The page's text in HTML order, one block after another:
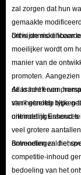
IGGM.com, een
verkoopt, heeft
service en de
bieden. POE 2-
Path of Exile 2
accountgegevens
situatie voordoet,
transactie
De meest
zal zorgen dat hun
gemaakte
ontwijde
Dit is onmiskenbaar
moeilijker wordt om
manier van de
promoten.
de kracht ervan,
sterk genoeg blijken
uiteindelijk
Atlas heeft een
van hetzelfde type
ontmoetingsinhoud
veel grotere
ontmoetingen
Bovendien zal het
competitie-inhoud
bedoeling van het